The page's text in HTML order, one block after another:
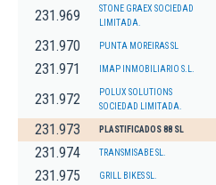
231.969
STONE GRAEX SOCIEDAD
LIMITADA.
231.970 PUNTA MOREIRAS SL
231.971 IMAP INMOBILIARIO S.L.
231.972
POLUX SOLUTIONS
SOCIEDAD LIMITADA.
231.973 PLASTIFICADOS 88 SL
231.974 TRANSMISABE SL.
231.975 GRILL BIKES SL.